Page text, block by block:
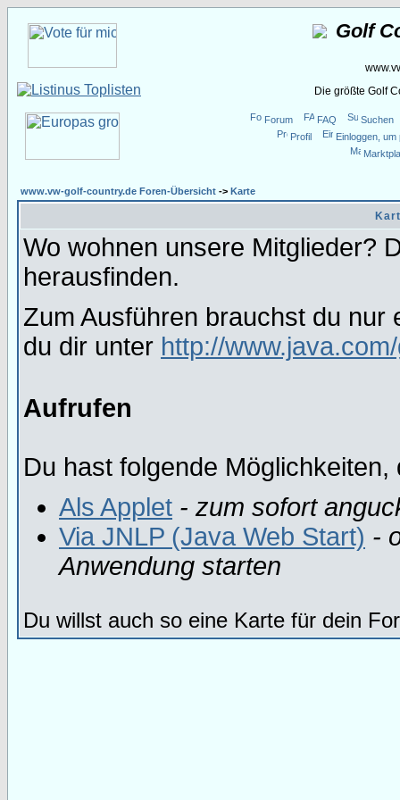
Golf
Die größte Golf
Forum FAQ
Suchen
Profil
Einloggen,
www.vw-golf-country.de Foren-Übersicht -> Karte
Wo wohnen unsere Mitglieder?
herausfinden.
Zum Ausführen brauchst du nur
du dir unter http://
Aufrufen
Du hast folgende
Als Applet - zum sofort
Via JNLP (Java Web Start) -
Anwendung starten
Du willst auch so eine Karte für dein